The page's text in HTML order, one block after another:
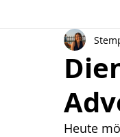
Bastelideen
Heute